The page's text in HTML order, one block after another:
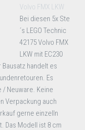
Volvo FMX LKW
Bei diesen 5x Ste
´s LEGO Technic
42175 Volvo FMX
LKW mit EC230
handelt es
Es
/ Neuware. Keine
Verpackung auch
gerne einzelln
Das Modell ist 8 cm